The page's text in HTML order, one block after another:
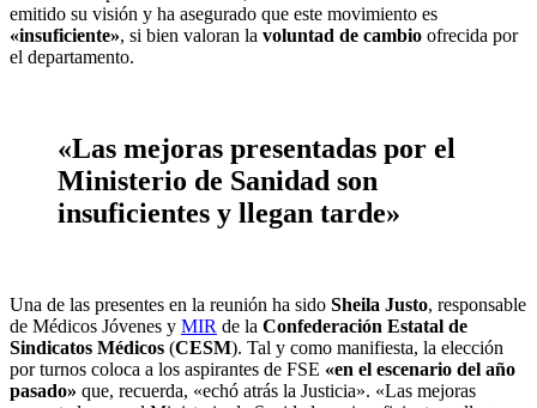
emitido su visión y ha asegurado que este movimiento es
«insuficiente», si bien valoran la voluntad de cambio ofrecida por
el departamento.
«Las mejoras presentadas por el
Ministerio de Sanidad son
insuficientes y llegan tarde»
Una de las presentes en la reunión ha sido Sheila Justo, responsable
de Médicos Jóvenes y MIR de la Confederación Estatal de
Sindicatos Médicos (CESM). Tal y como manifiesta, la elección
por turnos coloca a los aspirantes de FSE «en el escenario del año
pasado» que, recuerda, «echó atrás la Justicia». «Las mejoras